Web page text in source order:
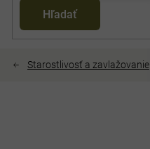
Hľadať
Starostlivosť a zavlažovanie